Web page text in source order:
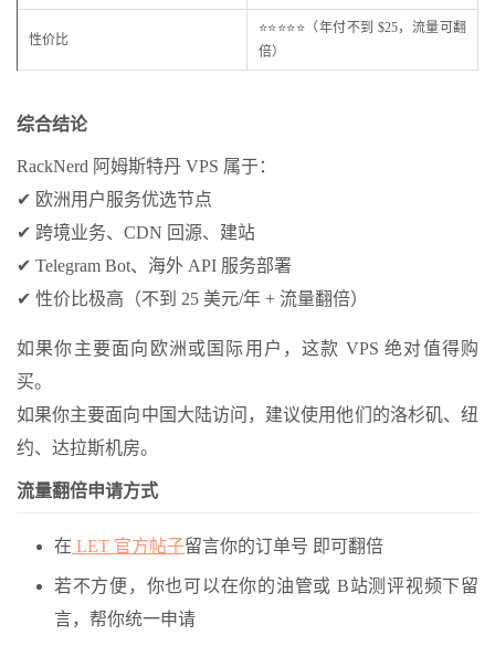
性价比
⭐⭐⭐⭐⭐（年付不到 $25，流量可翻
倍）
综合结论
RackNerd 阿姆斯特丹 VPS 属于：
✔ 欧洲用户服务优选节点
✔ 跨境业务、CDN 回源、建站
✔ Telegram Bot、海外 API 服务部署
✔ 性价比极高（不到 25 美元/年 + 流量翻倍）
如果你主要面向欧洲或国际用户，这款 VPS 绝对值得购
买。
如果你主要面向中国大陆访问，建议使用他们的洛杉矶、纽
约、达拉斯机房。
流量翻倍申请方式
在 LET 官方帖子留言你的订单号 即可翻倍
若不方便，你也可以在你的油管或 B站测评视频下留
言，帮你统一申请